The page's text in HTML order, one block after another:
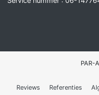
PAR-
Reviews Referenties